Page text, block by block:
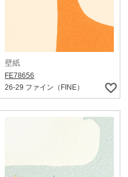
壁紙
FE78656
26-29 ファイン（FINE）